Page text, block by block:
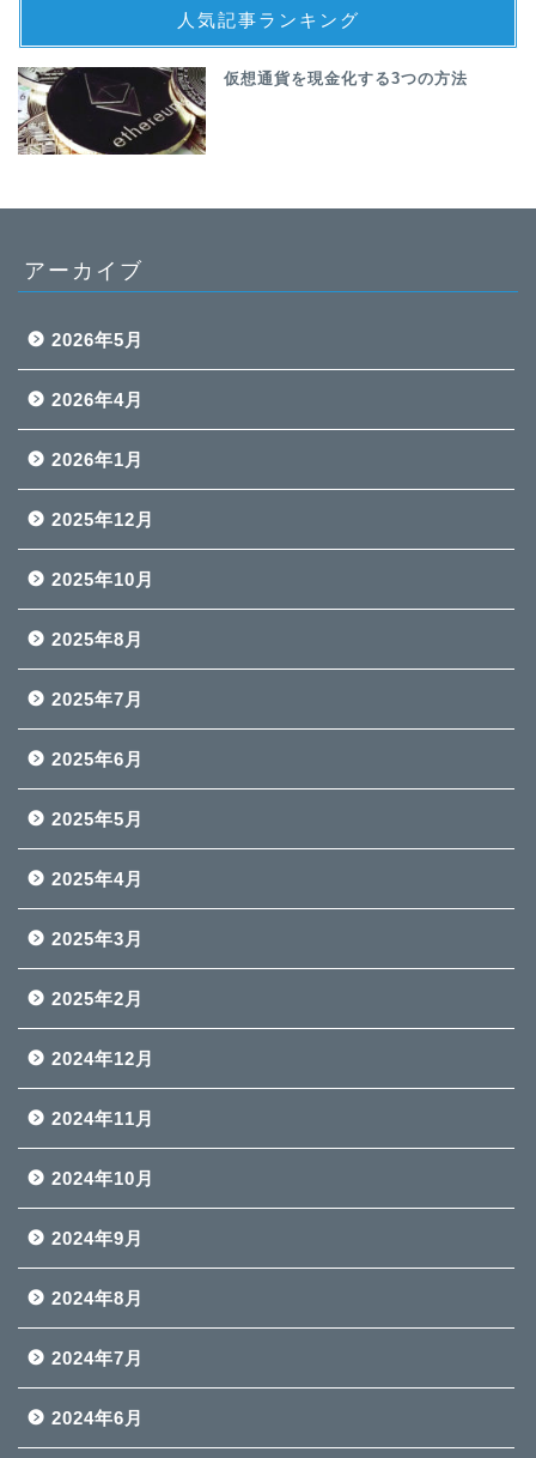
人気記事ランキング
仮想通貨を現金化する3つの方法
アーカイブ
2026年5月
2026年4月
2026年1月
2025年12月
2025年10月
2025年8月
2025年7月
2025年6月
2025年5月
2025年4月
2025年3月
2025年2月
2024年12月
2024年11月
2024年10月
2024年9月
2024年8月
2024年7月
2024年6月